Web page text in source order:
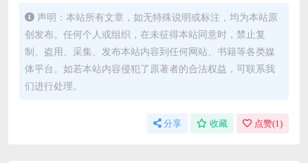
声明：本站所有文章，如无特殊说明或标注，均为本站原
创发布。任何个人或组织，在未征得本站同意时，禁止复
制、盗用、采集、发布本站内容到任何网站、书籍等各类媒
体平台。如若本站内容侵犯了原著者的合法权益，可联系我
们进行处理。
分享 收藏 点赞(1 )